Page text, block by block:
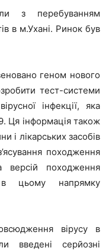
з перебуванням
в м.Ухані. Ринок був
геном нового
тест-системи
інфекції, яка
Ця інформація також
і лікарських засобів
походження
версій походження
в цьому напрямку
вірусу в
введені серйозні